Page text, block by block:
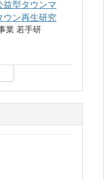
型タウンマ
ウン再生研究
業 若手研